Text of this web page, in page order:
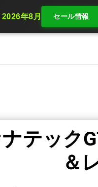
2026年8月 セール情報
切るために必要な装備は？
テック
＆